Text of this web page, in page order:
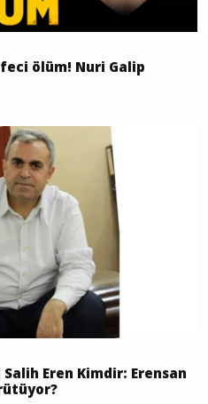
ölüm! Nuri Galip
Salih Eren Kimdir: Erensan